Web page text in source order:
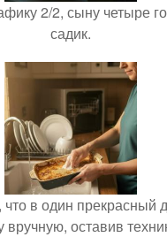
2/2, сыну четыре
садик.
что в один прекрасный
вручную, оставив